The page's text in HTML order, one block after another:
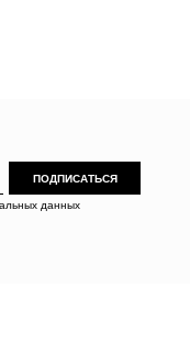
данных
ПОДПИСАТЬСЯ